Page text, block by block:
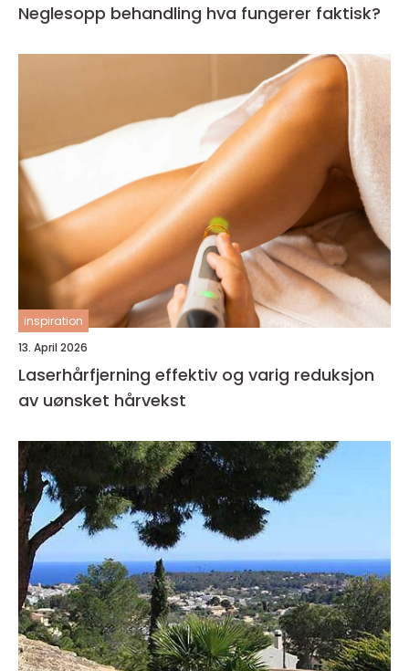
Neglesopp behandling hva fungerer faktisk?
inspiration
13. April 2026
Laserhårfjerning effektiv og varig reduksjon
av uønsket hårvekst